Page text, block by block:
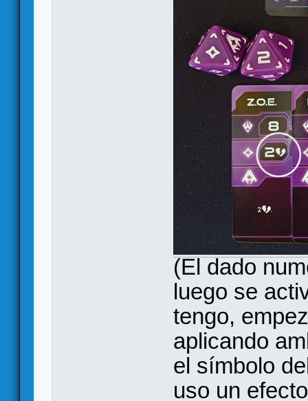
(El dado
luego se
tengo,
aplicando
el símbolo
uso un